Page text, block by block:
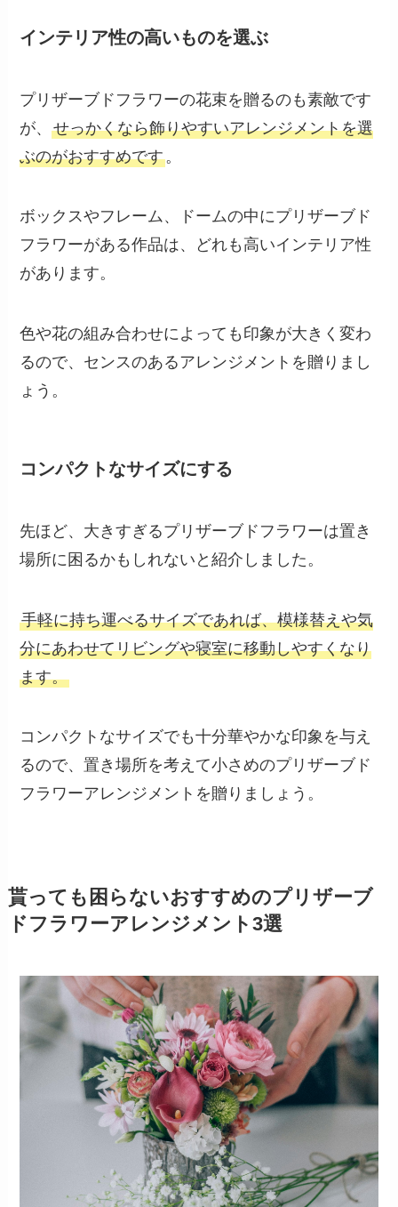
インテリア性の高いものを選ぶ
プリザーブドフラワーの花束を贈るのも素敵です
が、せっかくなら飾りやすいアレンジメントを選
ぶのがおすすめです。
ボックスやフレーム、ドームの中にプリザーブド
フラワーがある作品は、どれも高いインテリア性
があります。
色や花の組み合わせによっても印象が大きく変わ
るので、センスのあるアレンジメントを贈りまし
ょう。
コンパクトなサイズにする
先ほど、大きすぎるプリザーブドフラワーは置き
場所に困るかもしれないと紹介しました。
手軽に持ち運べるサイズであれば、模様替えや気
分にあわせてリビングや寝室に移動しやすくなり
ます。
コンパクトなサイズでも十分華やかな印象を与え
るので、置き場所を考えて小さめのプリザーブド
フラワーアレンジメントを贈りましょう。
貰っても困らないおすすめのプリザーブ
ドフラワーアレンジメント3選